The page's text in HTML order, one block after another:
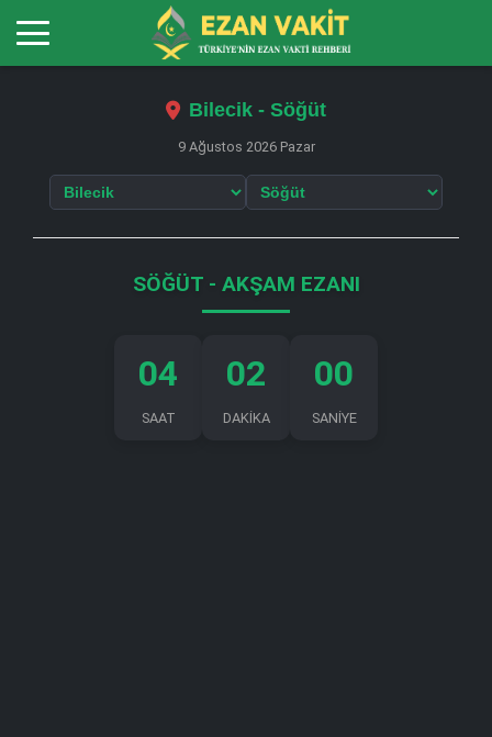
Bilecik - Söğüt
9 Ağustos 2026 Pazar
SÖĞÜT - AKŞAM EZANI
04
SAAT
01
DAKİKA
59
SANİYE